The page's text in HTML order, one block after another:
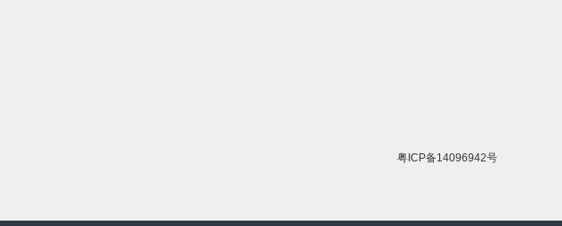
粤ICP备14096942号